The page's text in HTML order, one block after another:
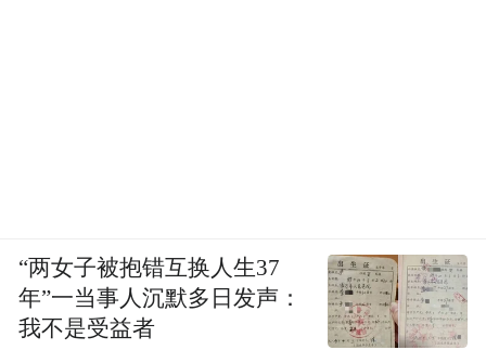
“两女子被抱错互换人生37
年”一当事人沉默多日发声：
我不是受益者